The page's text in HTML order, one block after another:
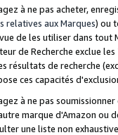
à ne pas acheter,
relatives aux Marques) ou
de les utiliser dans
de Recherche exclue
résultats de recherche
ces capacités
à ne pas
marque d'Amazon ou
une liste non